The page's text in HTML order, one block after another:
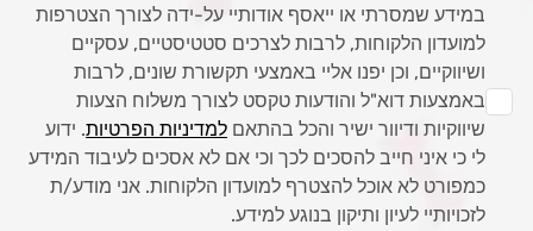
במידע שמסרתי או ייאסף אודותיי על-ידה לצורך הצטרפות
למועדון הלקוחות, לרבות לצרכים סטטיסטיים, עסקיים
ושיווקיים, וכן יפנו אליי באמצעי תקשורת שונים, לרבות
באמצעות דוא"ל והודעות טקסט לצורך משלוח הצעות
שיווקיות ודיוור ישיר והכל בהתאם למדיניות הפרטיות. ידוע
לי כי איני חייב להסכים לכך וכי אם לא אסכים לעיבוד המידע
כמפורט לא אוכל להצטרף למועדון הלקוחות. אני מודע/ת
לזכויותיי לעיון ותיקון בנוגע למידע.